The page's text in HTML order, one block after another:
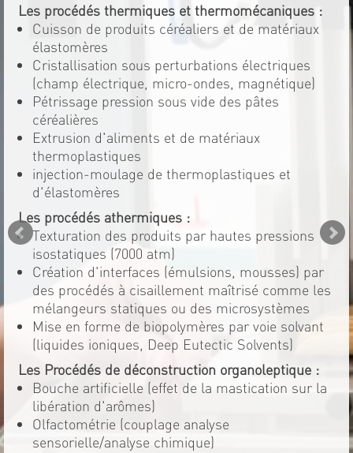
Les procédés thermiques et thermomécaniques :
Cuisson de produits céréaliers et de matériaux
élastomères
Cristallisation sous perturbations électriques
(champ électrique, micro-ondes, magnétique)
Pétrissage pression sous vide des pâtes
céréalières
Extrusion d'aliments et de matériaux
thermoplastiques
injection-moulage de thermoplastiques et
d'élastomères
Les procédés athermiques :
Texturation des produits par hautes pressions
isostatiques (7000 atm)
Création d'interfaces (émulsions, mousses) par
des procédés à cisaillement maîtrisé comme les
mélangeurs statiques ou des microsystèmes
Mise en forme de biopolymères par voie solvant
(liquides ioniques, Deep Eutectic Solvents)
Les Procédés de déconstruction organoleptique :
Bouche artificielle (effet de la mastication sur la
libération d'arômes)
Olfactométrie (couplage analyse
sensorielle/analyse chimique)